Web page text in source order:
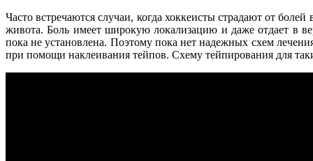
Часто встречаются случаи, когда хоккеисты страдают от
живота. Боль имеет широкую локализацию и даже отдает в
пока не установлена. Поэтому пока нет надежных схем
при помощи наклеивания тейпов. Схему тейпирования для